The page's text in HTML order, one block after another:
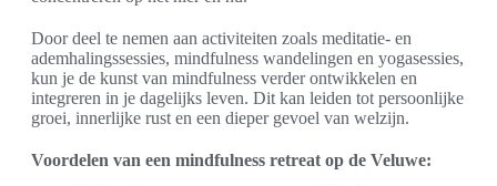
Door deel te nemen aan activiteiten zoals meditatie- en
ademhalingssessies, mindfulness wandelingen en yogasessies,
kun je de kunst van mindfulness verder ontwikkelen en
integreren in je dagelijks leven. Dit kan leiden tot persoonlijke
groei, innerlijke rust en een dieper gevoel van welzijn.
Voordelen van een mindfulness retreat op de Veluwe: